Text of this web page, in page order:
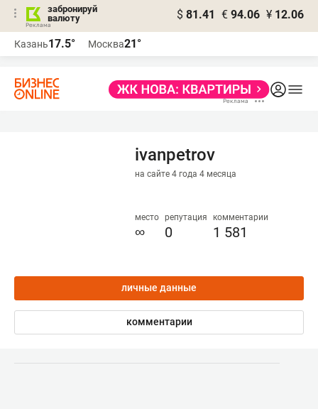
забронируй
валюту
$ 81.41 € 94.06 ¥ 12.06
Казань17.5° Москва21°
ivanpetrov
на сайте 4 года 4 месяца
место
∞
репутация
0
комментарии
1 581
личные данные
комментарии